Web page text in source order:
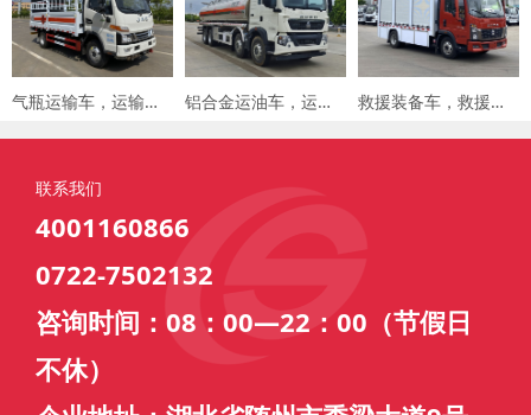
气瓶运输车，运输车价格，楚胜汽车集团 铝合金运油车，运油车厂家，楚胜汽车集团 救援装备车，救援车，楚胜汽车集团
联系我们
4001160866
0722-7502132
咨询时间：08：00—22：00（节假日
不休）